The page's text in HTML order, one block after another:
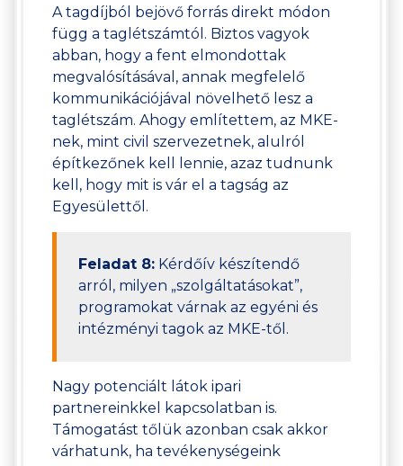
A tagdíjból bejövő forrás direkt módon
függ a taglétszámtól. Biztos vagyok
abban, hogy a fent elmondottak
megvalósításával, annak megfelelő
kommunikációjával növelhető lesz a
taglétszám. Ahogy említettem, az MKE-
nek, mint civil szervezetnek, alulról
építkezőnek kell lennie, azaz tudnunk
kell, hogy mit is vár el a tagság az
Egyesülettől.
Feladat 8: Kérdőív készítendő
arról, milyen „szolgáltatásokat”,
programokat várnak az egyéni és
intézményi tagok az MKE-től.
Nagy potenciált látok ipari
partnereinkkel kapcsolatban is.
Támogatást tőlük azonban csak akkor
várhatunk, ha tevékenységeink